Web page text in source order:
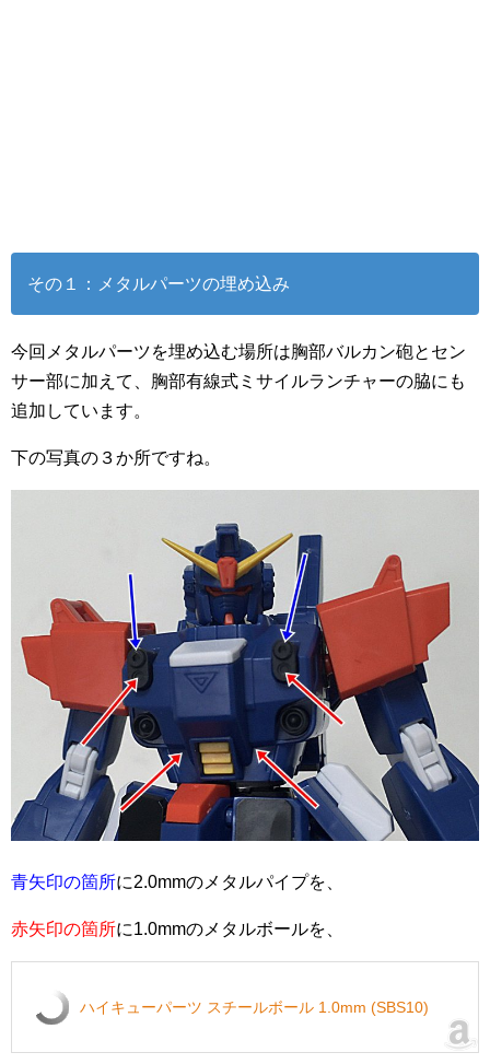
その１：メタルパーツの埋め込み
今回メタルパーツを埋め込む場所は胸部バルカン砲とセン
サー部に加えて、胸部有線式ミサイルランチャーの脇にも
追加しています。
下の写真の３か所ですね。
青矢印の箇所に2.0mmのメタルパイプを、
赤矢印の箇所に1.0mmのメタルボールを、
ハイキューパーツ スチールボール 1.0mm (SBS10)